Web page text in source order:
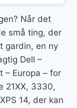
Når det
små ting, der
gardin, en ny
Dell –
– Europa – for
21XX, 3330,
14, der kan